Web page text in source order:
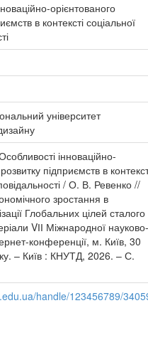
орієнтованого
в контексті соціальної
університет
інноваційно-
підприємств в
/ О. В. Ревенко //
зростання в
Глобальних цілей сталого
VІІ Міжнародної науково-
конференції, м. Київ, 30
– Київ : КНУТД, 2026. – С.
handle/123456789/